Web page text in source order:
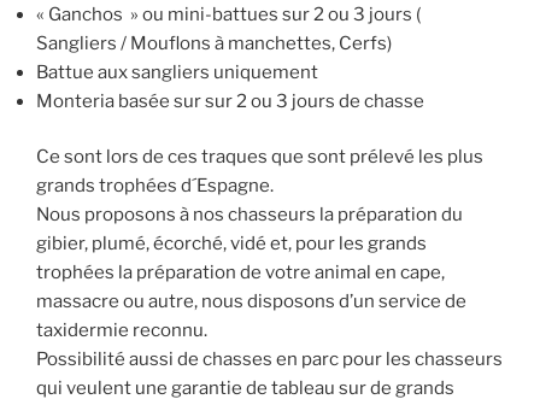
« Ganchos » ou mini-battues sur 2 ou 3 jours (
Sangliers / Mouflons à manchettes, Cerfs)
Battue aux sangliers uniquement
Monteria basée sur sur 2 ou 3 jours de chasse
Ce sont lors de ces traques que sont prélevé les plus
grands trophées d´Espagne.
Nous proposons à nos chasseurs la préparation du
gibier, plumé, écorché, vidé et, pour les grands
trophées la préparation de votre animal en cape,
massacre ou autre, nous disposons d’un service de
taxidermie reconnu.
Possibilité aussi de chasses en parc pour les chasseurs
qui veulent une garantie de tableau sur de grands